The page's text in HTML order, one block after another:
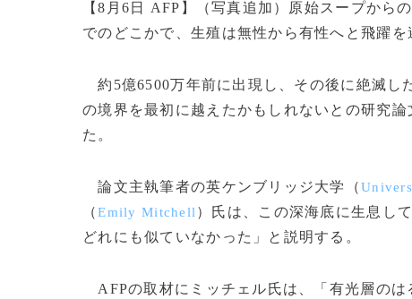
【8月6日 AFP】（写真追加）原始スープから
でのどこかで、生殖は無性から有性へと飛躍を
約5億6500万年前に出現し、その後に絶滅し
の境界を最初に越えたかもしれないとの研究
た。
論文主執筆者の英ケンブリッジ大学（
（Emily Mitchell ）氏は、この深海底に生息し
どれにも似ていなかった」と説明する。
AFPの取材にミッチェル氏は、「有光層のは